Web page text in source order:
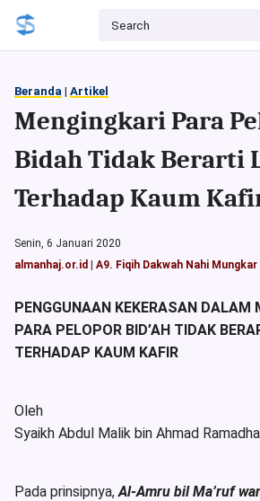
Beranda | Artikel
Mengingkari Para
Bidah Tidak Berarti
Terhadap Kaum
Senin, 6 Januari 2020
almanhaj.or.id
A9. Fiqih Dakwah Nahi Mungkar
PENGGUNAAN KEKERASAN DALAM
PARA PELOPOR BID’AH TIDAK
TERHADAP KAUM KAFIR
Oleh
Syaikh Abdul Malik bin Ahmad
Pada prinsipnya,Al-Amru bil Ma’ruf